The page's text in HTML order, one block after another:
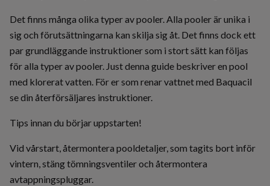
Det finns många olika typer av pooler. Alla pooler är unika i
sig och förutsättningarna kan skilja sig åt. Det finns dock ett
par grundläggande instruktioner som i stort sätt kan följas
för alla typer av pooler. Just denna guide beskriver en pool
med klorerat vatten. För er som renar vattnet med Baquacil
se din återförsäljares instruktioner.
Tips innan du börjar uppstarten!
Vid vårstart, återmontera pooldetaljer, som tagits bort inför
vintern, stäng tömningsventiler och återmontera
avtappningspluggar.